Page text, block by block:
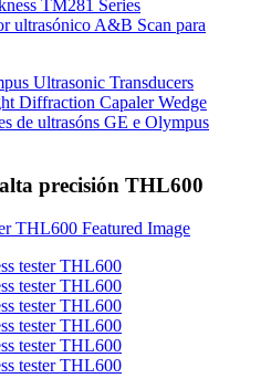
ultrasónico A&B Scan para
de ultrasóns GE e Olympus
precisión THL600